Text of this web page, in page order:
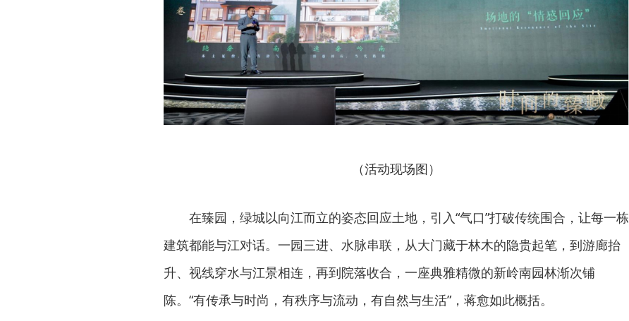
（活动现场图）
在臻园，绿城以向江而立的姿态回应土地，引入“气口”打破传统围合，让每一栋
建筑都能与江对话。一园三进、水脉串联，从大门藏于林木的隐贵起笔，到游廊抬
升、视线穿水与江景相连，再到院落收合，一座典雅精微的新岭南园林渐次铺
陈。“有传承与时尚，有秩序与流动，有自然与生活”，蒋愈如此概括。